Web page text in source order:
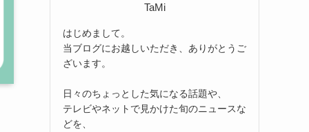
TaMi
はじめまして。
当ブログにお越しいただき、ありがとうご
ざいます。
日々のちょっとした気になる話題や、
テレビやネットで見かけた旬のニュースな
どを、